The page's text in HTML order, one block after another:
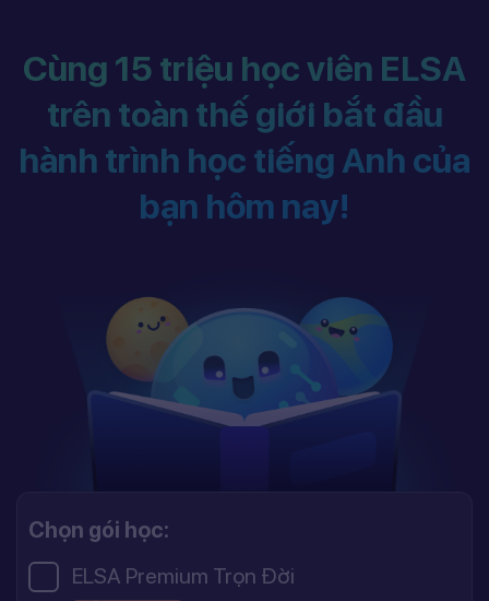
Cùng 15 triệu học viên ELSA
trên toàn thế giới bắt đầu
hành trình học tiếng Anh của
bạn hôm nay!
Chọn gói học:
ELSA Premium Trọn Đời